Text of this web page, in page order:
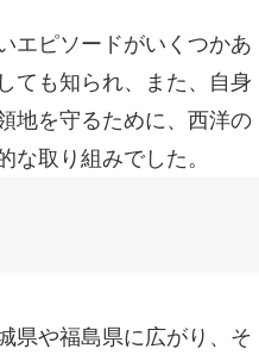
エピソードがいくつかあ
ても知られ、また、自身
地を守るために、西洋の
取り組みでした。
県や福島県に広がり、そ